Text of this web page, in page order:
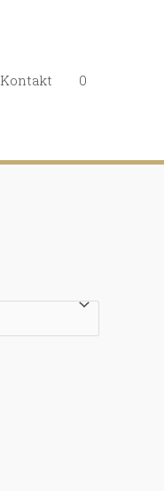
Kontakt 0